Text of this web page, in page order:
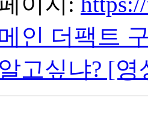
인 더팩트
고싶냐? [